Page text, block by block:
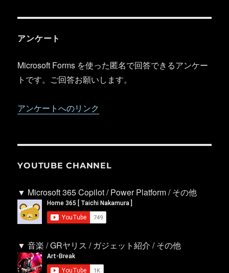
アンケート
Microsoft Forms を使った匿名で回答できるアンケー
トです。ご回答お願いします。
アンケートへのリンク
YOUTUBE CHANNEL
▼ Microsoft 365 Copilot / Power Platform / その他
▼ 音楽 / GRヤリス / ガジェット紹介 / その他